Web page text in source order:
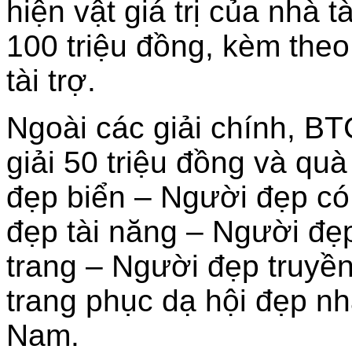
hiện vật giá trị của nhà
100 triệu đồng, kèm
tài trợ.
Ngoài các giải chính,
giải 50 triệu đồng và
đẹp biển – Người đẹp
đẹp tài năng – Người
trang – Người đẹp
trang phục dạ hội đẹp
Nam.